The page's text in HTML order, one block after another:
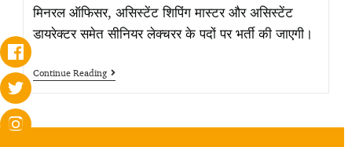
मिनरल ऑफिसर, असिस्टेंट शिपिंग मास्टर और असिस्टेंट
डायरेक्टर समेत सीनियर लेक्चरर के पदों पर भर्ती की जाएगी।
Continue Reading